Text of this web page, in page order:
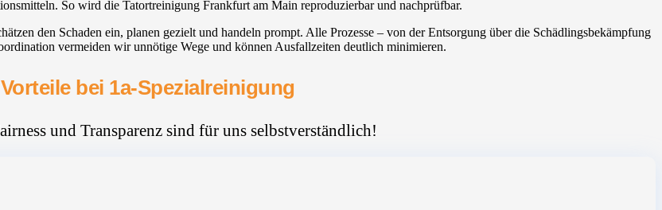
So wird die Tatortreinigung Frankfurt am Main reproduzierbar und nachprüfbar.
den Schaden ein, planen gezielt und handeln prompt. Alle Prozesse – von der Entsorgung über die Schädlingsbekämpfung
vermeiden wir unnötige Wege und können Ausfallzeiten deutlich minimieren.
bei 1a-Spezialreinigung
und Transparenz sind für uns selbstverständlich!